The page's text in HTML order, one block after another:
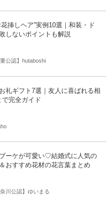
花挿しヘア”実例10選｜和装・ド
しないポイントも解説
重公認】hutaboshi
礼ギフト7選｜友人に喜ばれる相
完全ガイド
ブーケが可愛い♡結婚式に人気の
おすすめ花材の花言葉まとめ
奈川公認】ゆいまる